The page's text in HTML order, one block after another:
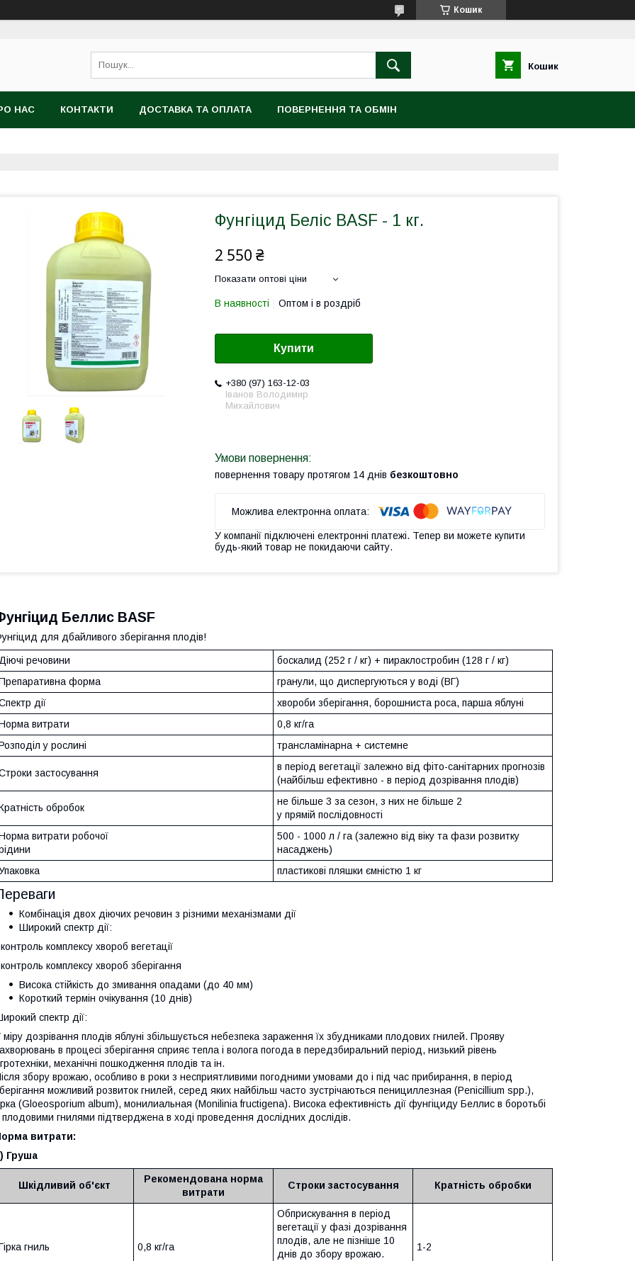
Кошик
Кошик
НАС КОНТАКТИ ДОСТАВКА ТА ОПЛАТА ПОВЕРНЕННЯ ТА ОБМІН
Фунгіцид Беліс BASF - 1 кг.
2 550 ₴
Показати оптові ціни
В наявності Оптом і в роздріб
Купити
+380 (97) 163-12-03
Іванов Володимир
Михайлович
повернення товару протягом 14 днів безкоштовно
У компанії підключені електронні платежі. Тепер ви можете купити
будь-який товар не покидаючи сайту.
Беллис BASF
для дбайливого зберігання плодів!
речовини
боскалид (252 г / кг) + пираклостробин (128 г / кг)
форма
гранули, що диспергуються у воді (ВГ)
дії
хвороби зберігання, борошниста роса, парша яблуні
витрати
0,8 кг/га
у рослині
трансламінарна + системне
застосування
в період вегетації залежно від фіто-санітарних прогнозів
(найбільш ефективно - в період дозрівання плодів)
обробок
не більше 3 за сезон, з них не більше 2
у прямій послідовності
витрати робочої
500 - 1000 л / га (залежно від віку та фази розвитку
насаджень)
пластикові пляшки ємністю 1 кг
Комбінація двох діючих речовин з різними механізмами дії
Широкий спектр дії:
комплексу хвороб вегетації
комплексу хвороб зберігання
Висока стійкість до змивання опадами (до 40 мм)
Короткий термін очікування (10 днів)
спектр дії:
міру дозрівання плодів яблуні збільшується небезпека зараження їх збудниками плодових гнилей. Прояву
в процесі зберігання сприяє тепла і волога погода в передзбиральний період, низький рівень
механічні пошкодження плодів та ін.
збору врожаю, особливо в роки з несприятливими погодними умовами до і під час прибирання, в період
можливий розвиток гнилей, серед яких найбільш часто зустрічаються пенициллезная (Penicillium spp.),
(Glоeosporium album), монилиальная (Monilinia fructigena). Висока ефективність дії фунгіциду Беллис в боротьбі
плодовими гнилями підтверджена в ході проведення дослідних дослідів.
витрати:
Груша
Шкідливий об'єкт
Рекомендована норма
витрати
Строки застосування Кратність обробки
гниль 0,8 кг/га
Обприскування в період
вегетації у фазі дозрівання
плодів, але не пізніше 10
днів до збору врожаю.
1-2